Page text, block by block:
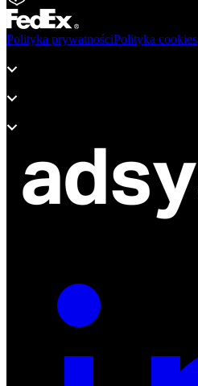
Polityka prywatnościPolityka cookies